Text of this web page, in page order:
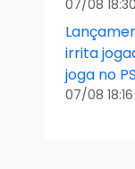
07/08 18:30
irrita
joga no
07/08 18:16